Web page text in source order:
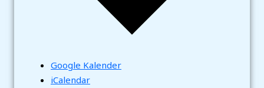
Google Kalender
iCalendar